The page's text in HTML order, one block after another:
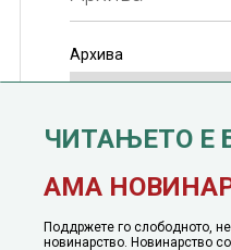
Архива
јануари, 1991 година
ЧИТАЊЕТО Е
АМА
Поддржете го слободното,
новинарство. Новинарство со